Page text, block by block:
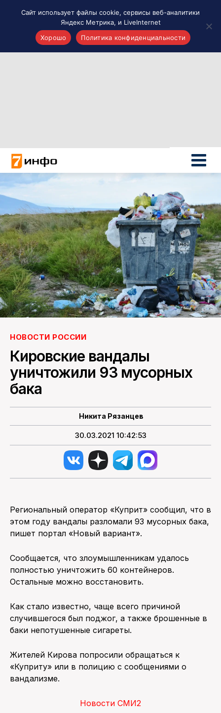
Новости России
Политика
Новости мира
О НАС
ПОИСК ПО САЙТУ
НОВОСТИ РОССИИ
Кировские вандалы
уничтожили 93 мусорных
бака
Никита Рязанцев
30.03.2021 10:42:53
Региональный оператор «Куприт» сообщил, что в
этом году вандалы разломали 93 мусорных бака,
пишет портал «Новый вариант».
Сообщается, что злоумышленникам удалось
полностью уничтожить 60 контейнеров.
Остальные можно восстановить.
Как стало известно, чаще всего причиной
случившегося был поджог, а также брошенные в
баки непотушенные сигареты.
Жителей Кирова попросили обращаться к
«Куприту» или в полицию с сообщениями о
вандализме.
Новости СМИ2
Сайт использует файлы cookie, сервисы веб-аналитики
Яндекс Метрика, и LiveInternet
Хорошо
Политика конфиденциальности